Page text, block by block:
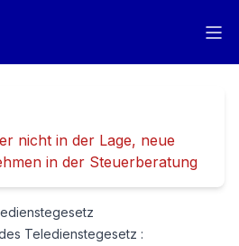
nicht in der Lage, neue
in der Steuerberatung
Teledienstegesetz :